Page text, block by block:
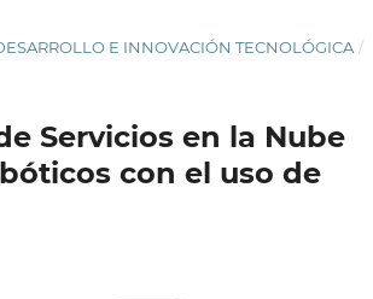
E INNOVACIÓN TECNOLÓGICA /
Servicios en la Nube
con el uso de